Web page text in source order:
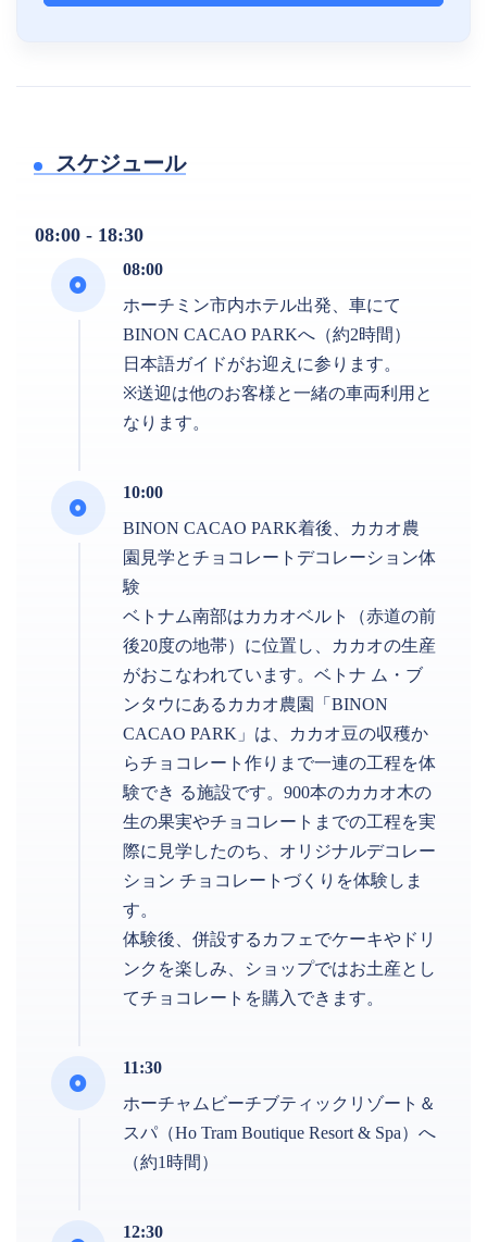
スケジュール
08:00 - 18:30
08:00
ホーチミン市内ホテル出発、車にて
BINON CACAO PARKへ（約2時間）
日本語ガイドがお迎えに参ります。
※送迎は他のお客様と一緒の車両利用と
なります。
10:00
BINON CACAO PARK着後、カカオ農
園見学とチョコレートデコレーション体
験
ベトナム南部はカカオベルト（赤道の前
後20度の地帯）に位置し、カカオの生産
がおこなわれています。ベトナ ム・ブ
ンタウにあるカカオ農園「BINON
CACAO PARK」は、カカオ豆の収穫か
らチョコレート作りまで一連の工程を体
験でき る施設です。900本のカカオ木の
生の果実やチョコレートまでの工程を実
際に見学したのち、オリジナルデコレー
ション チョコレートづくりを体験しま
す。
体験後、併設するカフェでケーキやドリ
ンクを楽しみ、ショップではお土産とし
てチョコレートを購入できます。
11:30
ホーチャムビーチブティックリゾート＆
スパ（Ho Tram Boutique Resort & Spa）へ
（約1時間）
12:30